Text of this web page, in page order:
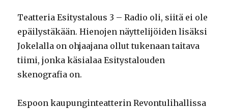
Teatteria Esitystalous 3 – Radio oli, siitä ei ole
epäilystäkään. Hienojen näyttelijöiden lisäksi
Jokelalla on ohjaajana ollut tukenaan taitava
tiimi, jonka käsialaa Esitystalouden
skenografia on.
Espoon kaupunginteatterin Revontulihallissa